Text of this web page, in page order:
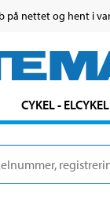
på nettet og hent i
CYKEL - ELCYKEL